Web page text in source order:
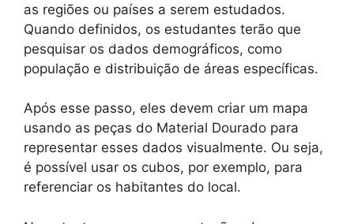
as regiões ou países a serem estudados.
Quando definidos, os estudantes terão que
pesquisar os dados demográficos, como
população e distribuição de áreas específicas.
Após esse passo, eles devem criar um mapa
usando as peças do Material Dourado para
representar esses dados visualmente. Ou seja,
é possível usar os cubos, por exemplo, para
referenciar os habitantes do local.